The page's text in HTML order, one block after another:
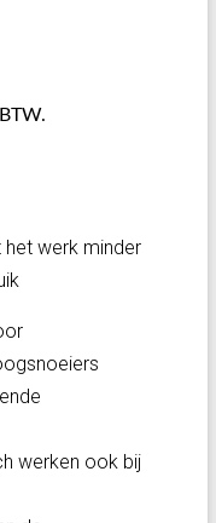
het werk minder
werken ook bij